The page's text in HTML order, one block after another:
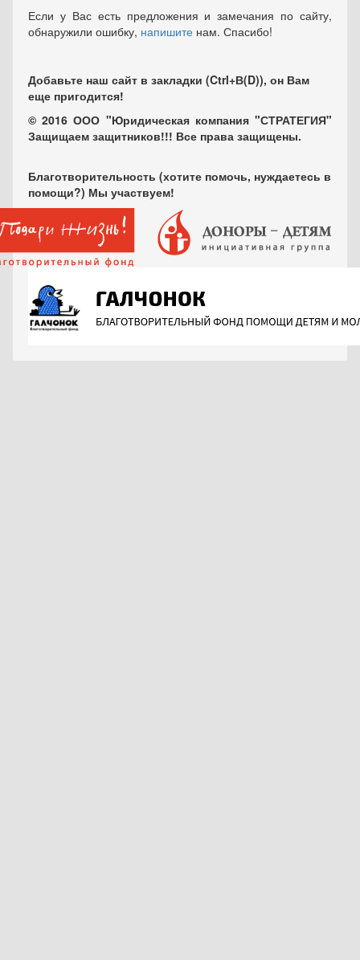
Если у Вас есть предложения и замечания по сайту,
обнаружили ошибку, напишите нам. Спасибо!
Добавьте наш сайт в закладки (Ctrl+В(D)), он Вам
еще пригодится!
© 2016 ООО "Юридическая компания "СТРАТЕГИЯ"
Защищаем защитников!!! Все права защищены.
Благотворительность (хотите помочь, нуждаетесь в
помощи?) Мы участвуем!